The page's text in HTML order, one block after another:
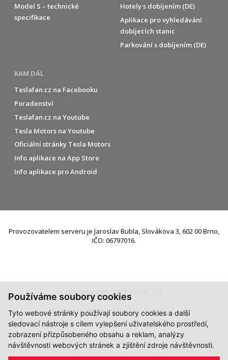
Používáme soubory cookies
Tyto webové stránky používají soubory cookies a další
sledovací nástroje s cílem vylepšení uživatelského prostředí,
zobrazení přizpůsobeného obsahu a reklam, analýzy
návštěvnosti webových stránek a zjištění zdroje návštěvnosti.
Model S – technické
specifikace
Hotely s dobíjením (DE)
Aplikace pro vyhledávání
dobíjecích stanic
Parkování s dobíjením (DE)
KAM DÁL
Teslafan.cz na Facebooku
Poradenství
Teslafan.cz na Youtube
Tesla Motors na Youtube
Oficiální stránky Tesla Motors
Info aplikace na App Store
Info aplikace pro Android
Provozovatelem serveru je Jaroslav Bubla, Slovákova 3, 602 00 Brno,
IČO: 06797016.
INFORMACE PRO INZERENTY ZDE
Napište nám:info@teslafan.cz